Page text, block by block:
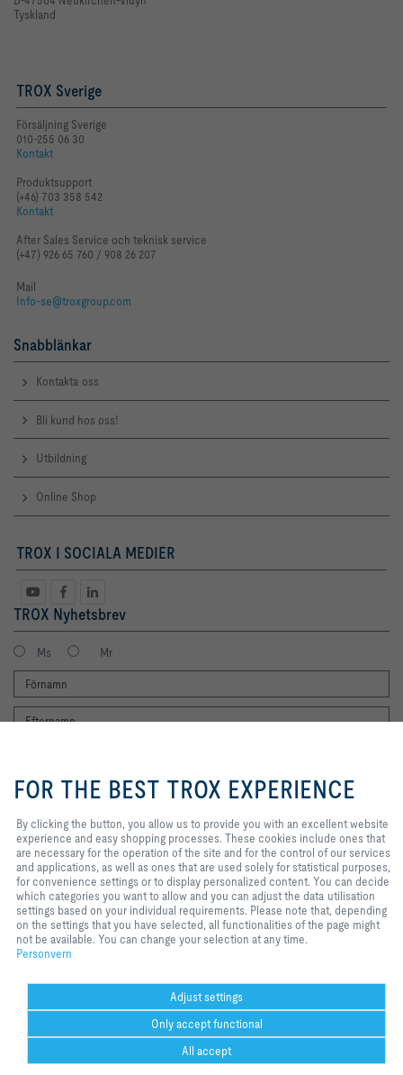
Tyskland
TROX Sverige
Försäljning Sverige
010-255 06 30
Kontakt
Produktsupport
(+46) 703 358 542
Kontakt
After Sales Service och teknisk service
(+47) 926 65 760 / 908 26 207
Mail
Info-se@troxgroup.com
Snabblänkar
Kontakta oss
Bli kund hos oss!
Utbildning
Online Shop
TROX I SOCIALA MEDIER
TROX Nyhetsbrev
Ms Mr
Jag vill gärna få TROX nyhetsbrev. Jag har läst integritetspolicyn. Du kan
naturligtvis när som helst avregistrera dig från nyhetsbrevet. Du hittar en
länk för att avsluta prenumerationen i slutet av varje nyhetsbrev.
Registrera dig nu
Hem Kontakter Imprint Leverans- och betalningsvillkor
Personvern
Ansvarsbegränsning
to provide you with an excellent
website experience and easy
cookies include ones that are
necessary for the operation of the
site and for the control of our
services and applications, as well
as ones that are used solely for
statistical purposes, for
convenience settings or to display
personalized content. You can
decide which categories you want
your individual requirements.
Please note that, depending on the
settings that you have selected, all
functionalities of the page might
not be available. You can change
your selection at any time.
FOR THE BEST TROX EXPERIENCE
By clicking the button, you allow us to provide you with an excellent website
experience and easy shopping processes. These cookies include ones that
are necessary for the operation of the site and for the control of our services
and applications, as well as ones that are used solely for statistical purposes,
for convenience settings or to display personalized content. You can decide
which categories you want to allow and you can adjust the data utilisation
settings based on your individual requirements. Please note that, depending
on the settings that you have selected, all functionalities of the page might
not be available. You can change your selection at any time.
Personvern
Adjust settings
Only accept functional
All accept